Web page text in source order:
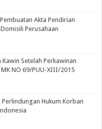
Akta Pendirian
Perusahaan
Setelah Perkawinan
NO 69/PUU-XIII/2015
Hukum Korban